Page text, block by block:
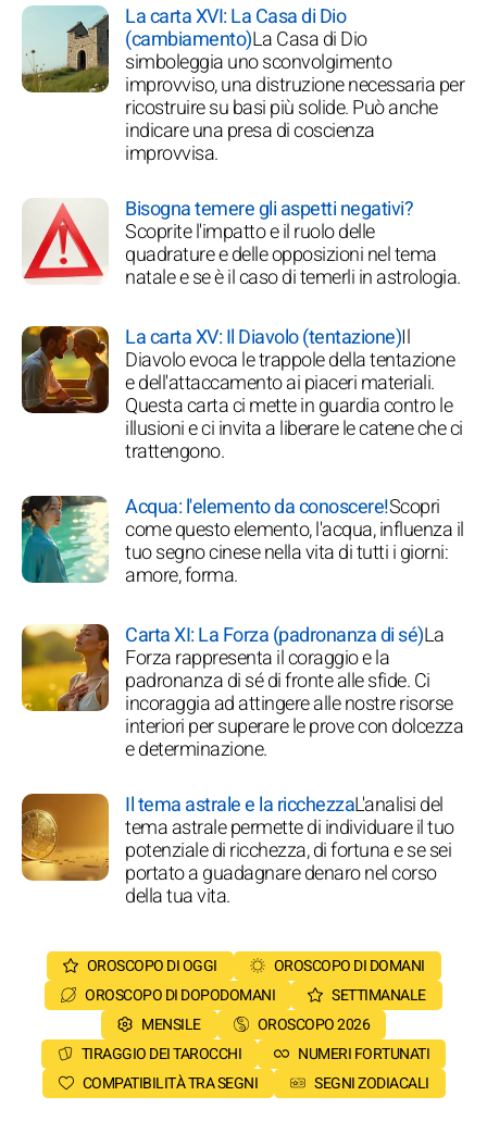
La carta XVI: La Casa di Dio
(cambiamento)La Casa di Dio
simboleggia uno sconvolgimento
improvviso, una distruzione necessaria per
ricostruire su basi più solide. Può anche
indicare una presa di coscienza
improvvisa.
Bisogna temere gli aspetti negativi?
Scoprite l'impatto e il ruolo delle
quadrature e delle opposizioni nel tema
natale e se è il caso di temerli in astrologia.
La carta XV: Il Diavolo (tentazione)Il
Diavolo evoca le trappole della tentazione
e dell'attaccamento ai piaceri materiali.
Questa carta ci mette in guardia contro le
illusioni e ci invita a liberare le catene che ci
trattengono.
Acqua: l'elemento da conoscere!Scopri
come questo elemento, l'acqua, influenza il
tuo segno cinese nella vita di tutti i giorni:
amore, forma.
Carta XI: La Forza (padronanza di sé)La
Forza rappresenta il coraggio e la
padronanza di sé di fronte alle sfide. Ci
incoraggia ad attingere alle nostre risorse
interiori per superare le prove con dolcezza
e determinazione.
Il tema astrale e la ricchezzaL'analisi del
tema astrale permette di individuare il tuo
potenziale di ricchezza, di fortuna e se sei
portato a guadagnare denaro nel corso
della tua vita.
OROSCOPO DI OGGI
OROSCOPO DI DOMANI
OROSCOPO DI DOPODOMANI
SETTIMANALE
MENSILE
OROSCOPO 2026
TIRAGGIO DEI TAROCCHI
NUMERI FORTUNATI
COMPATIBILITÀ TRA SEGNI
SEGNI ZODIACALI